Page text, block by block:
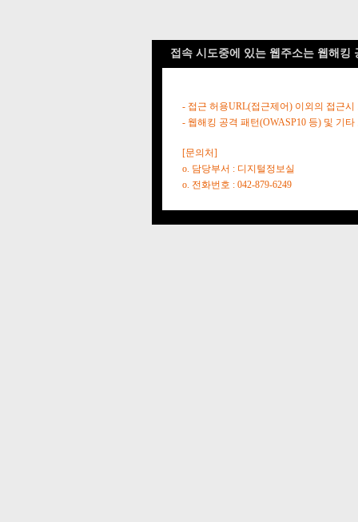
접속 시도중에 있는 웹주소는 웹해킹
- 접근 허용URL(접근제어) 이외의 접근시
- 웹해킹 공격 패턴(OWASP10 등) 및 기
[문의처]
o. 담당부서 : 디지털정보실
o. 전화번호 : 042-879-6249